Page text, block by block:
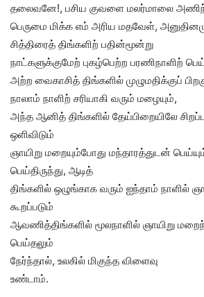
தலைவனே!, பசிய குவளை மலர்மாலை
பெருமை மிக்க எம் அரிய மதவேள்,
சித்திரைத் திங்களிற் பதின்மூன்று
நாட்களுக்குமேற் புகழ்பெற்ற பரணிநாளிற்
அற்ற வைகாசித் திங்களில் முழுமதிக்குப்
நாலாம் நாளிற் சரியாகி வரும் மழையும்,
அந்த ஆனித் திங்களில் தேய்பிறையிலே
ஒளிவிடும்
ஞாயிறு மறையும்போது மந்தாரத்துடன்
பெய்திருந்து, ஆடித்
திங்களில் ஒழுங்காக வரும் ஐந்தாம் நாளில்
கூறப்படும்
ஆவணித்திங்களில் மூலநாளில் ஞாயிறு
பெய்தலும்
நேர்ந்தால், உலகில் மிகுந்த விளைவு
உண்டாம்.